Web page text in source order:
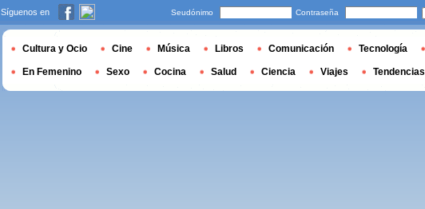
Síguenos en Seudónimo Contraseña
Cultura y Ocio Cine Música Libros Comunicación Tecnología
En Femenino Sexo Cocina Salud Ciencia Viajes Tendencias